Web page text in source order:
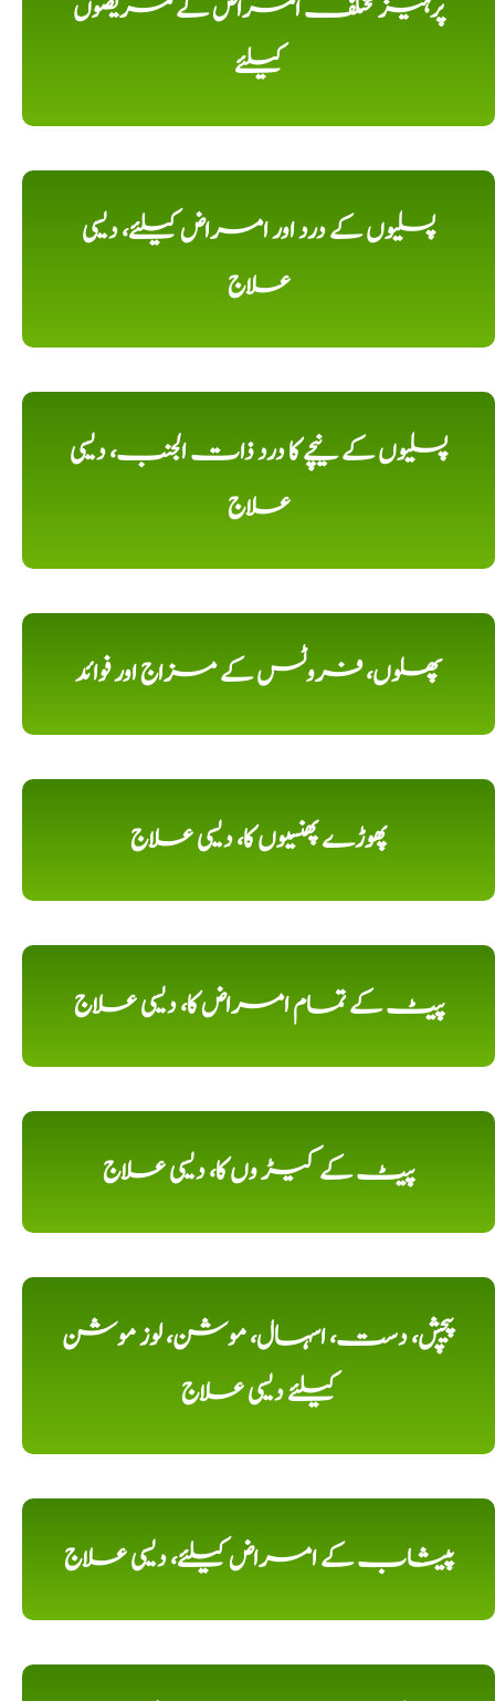
پرہیز مختلف امراض کے مریضوں
کیلئے
پسلیوں کے درد اور امراض کیلئے، دیسی
علاج
پسلیوں کے نیچے کا درد ذات الجنب، دیسی
علاج
پھلوں، فروٹس کے مزاج اور فوائد
پھوڑے پھنسیوں کا، دیسی علاج
پیٹ کے تمام امراض کا، دیسی علاج
پیٹ کے کیڑ وں کا، دیسی علاج
پیچش، دست، اسہال، موشن، لوز موشن
کیلئے دیسی علاج
پیشاب کے امراض کیلئے، دیسی علاج